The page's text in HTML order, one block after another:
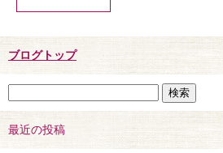
ブログトップ
最近の投稿